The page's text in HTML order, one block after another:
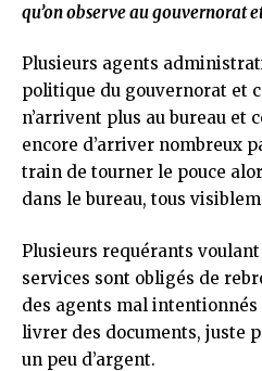
qu’on observe au gouvernorat
Plusieurs agents
politique du gouvernorat et
n’arrivent plus au bureau et
encore d’arriver nombreux
train de tourner le pouce
dans le bureau, tous
Plusieurs requérants
services sont obligés de
des agents mal
livrer des documents, juste
un peu d’argent.